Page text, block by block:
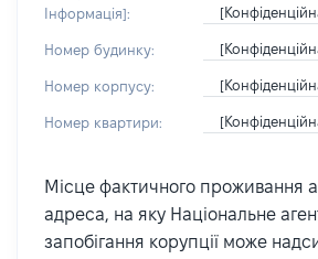
Інформація]:
Номер будинку:
Номер корпусу:
Номер квартири:
Місце фактичного проживання
адреса, на яку Національне
запобігання корупції може